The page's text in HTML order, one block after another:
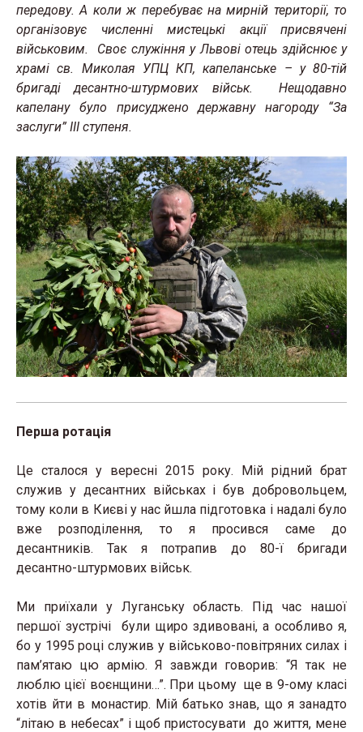
передову. А коли ж перебуває на мирній території, то
організовує численні мистецькі акції присвячені
військовим. Своє служіння у Львові отець здійснює у
храмі св. Миколая УПЦ КП, капеланське – у 80-тій
бригаді десантно-штурмових військ. Нещодавно
капелану було присуджено державну нагороду “За
заслуги” ІІІ ступеня.
Перша ротація
Це сталося у вересні 2015 року. Мій рідний брат
служив у десантних військах і був добровольцем,
тому коли в Києві у нас йшла підготовка і надалі було
вже розподілення, то я просився саме до
десантників. Так я потрапив до 80-ї бригади
десантно-штурмових військ.
Ми приїхали у Луганську область. Під час нашої
першої зустрічі були щиро здивовані, а особливо я,
бо у 1995 році служив у військово-повітряних силах і
пам’ятаю цю армію. Я завжди говорив: “Я так не
люблю цієї воєнщини…”. При цьому ще в 9-ому класі
хотів йти в монастир. Мій батько знав, що я занадто
“літаю в небесах” і щоб пристосувати до життя, мене